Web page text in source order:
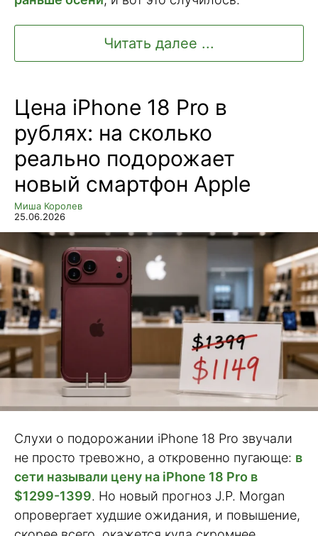
Читать далее ...
Цена iPhone 18 Pro в
рублях: на сколько
реально подорожает
новый смартфон Apple
Миша Королев
25.06.2026
Слухи о подорожании iPhone 18 Pro звучали
не просто тревожно, а откровенно пугающе: в
сети называли цену на iPhone 18 Pro в
$1299-1399. Но новый прогноз J.P. Morgan
опровергает худшие ожидания, и повышение,